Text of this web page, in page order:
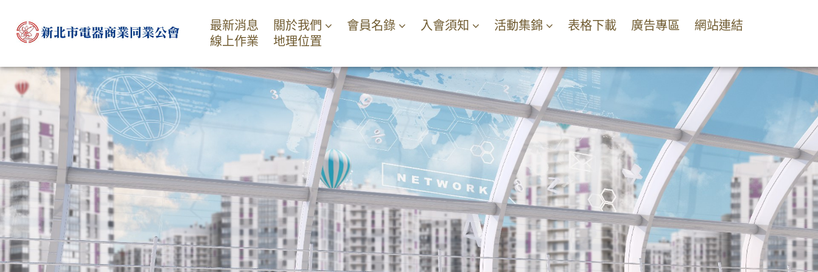
最新消息 關於我們 會員名錄 入會須知 活動集錦 表格下載 廣告專區
網站連結
線上作業
地理位置